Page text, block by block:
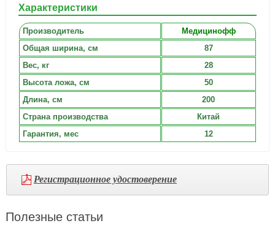
Характеристики
Производитель
Медицинофф
Общая ширина, см
87
Вес, кг
28
Высота ложа, см
50
Длина, см
200
Страна производства
Китай
Гарантия, мес
12
Регистрационное удостоверение
Полезные статьи